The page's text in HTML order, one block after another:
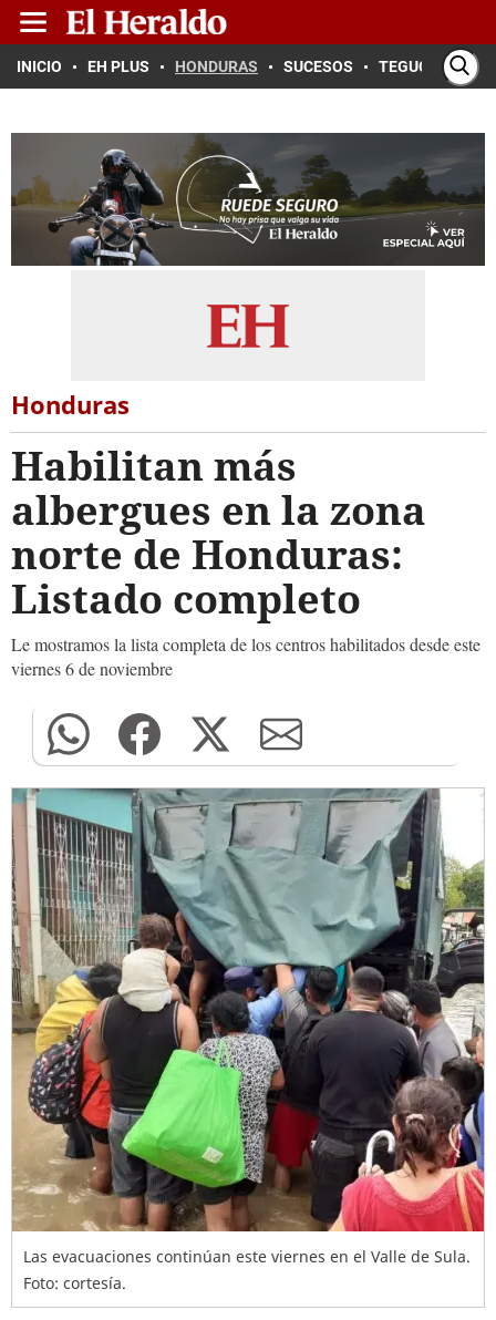
INICIO EH PLUS HONDURAS SUCESOS TEGUCIGALPA
Honduras
Habilitan más
albergues en la zona
norte de Honduras:
Listado completo
Le mostramos la lista completa de los centros habilitados desde este
viernes 6 de noviembre
Las evacuaciones continúan este viernes en el Valle de Sula.
Foto: cortesía.